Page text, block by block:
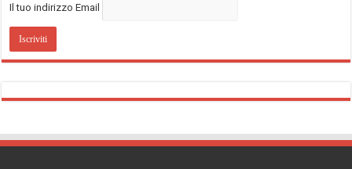
Il tuo indirizzo Email